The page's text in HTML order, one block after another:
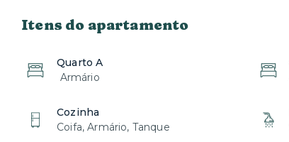
Itens do apartamento
Quarto A
Armário
Cozinha
Coifa, Armário, Tanque